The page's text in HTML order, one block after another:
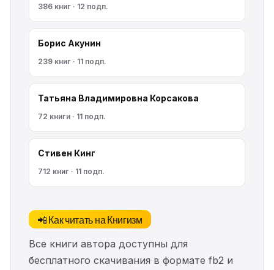
386 книг · 12 подп.
Борис Акунин
239 книг · 11 подп.
Татьяна Владимировна Корсакова
72 книги · 11 подп.
Стивен Кинг
712 книг · 11 подп.
📲 Как читать на Книгизм
Все книги автора доступны для
бесплатного скачивания в формате fb2 и